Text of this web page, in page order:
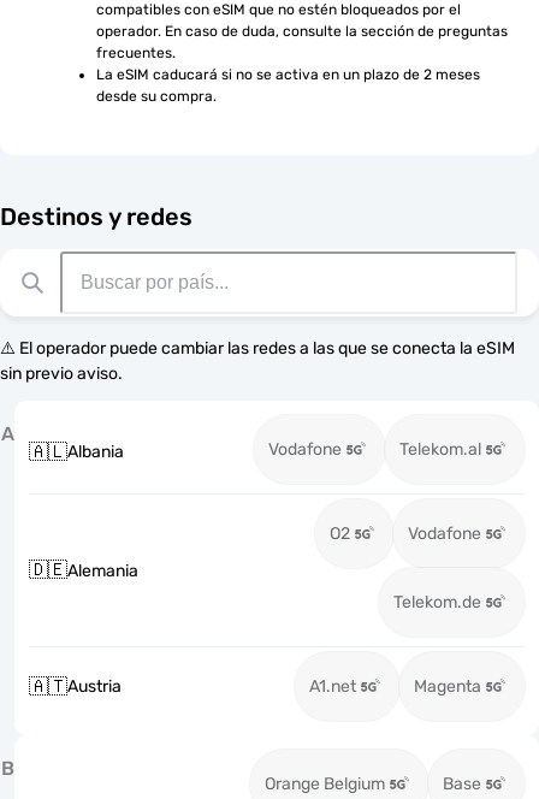
compatibles con eSIM que no estén bloqueados por el
operador. En caso de duda, consulte la sección de preguntas
frecuentes.
La eSIM caducará si no se activa en un plazo de 2 meses
desde su compra.
Destinos y redes
⚠️ El operador puede cambiar las redes a las que se conecta la eSIM
sin previo aviso.
A
🇦🇱Albania Vodafone Telekom.al
🇩🇪Alemania
O2 Vodafone
Telekom.de
🇦🇹Austria A1.net Magenta
B
Orange Belgium Base